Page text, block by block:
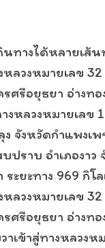
ทางได้หลายเส้น
ลวงหมายเลข 32
ศรีอยุธยา อ่างทอ
งหลวงหมายเลข
ง จังหวัดกำแพงเ
ปราบ อำเภองาว
ระยะทาง 969 กิโ
ลวงหมายเลข 32
ศรีอยุธยา อ่างทอ
าเข้าสู่ทางหลวงห